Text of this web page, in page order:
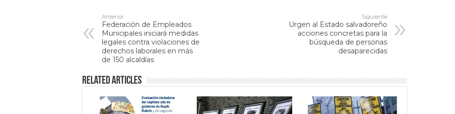
Anterior
Federación de Empleados
Municipales iniciará medidas
legales contra violaciones de
derechos laborales en más
de 150 alcaldías
Siguiente
Urgen al Estado salvadoreño
acciones concretas para la
búsqueda de personas
desaparecidas
Related Articles